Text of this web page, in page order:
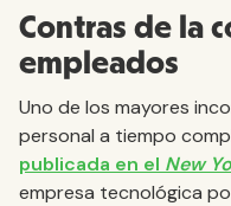
Contras de la
empleados
Uno de los mayores
personal a tiempo
publicada en el New
empresa tecnológica